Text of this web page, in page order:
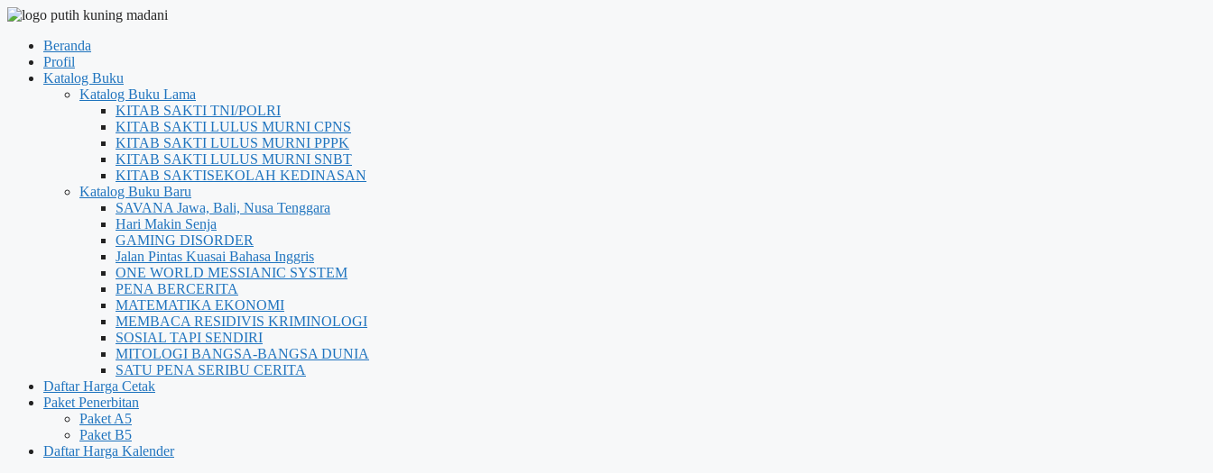
Beranda
Profil
Katalog Buku
Katalog Buku Lama
KITAB SAKTI TNI/POLRI
KITAB SAKTI LULUS MURNI CPNS
KITAB SAKTI LULUS MURNI PPPK
KITAB SAKTI LULUS MURNI SNBT
KITAB SAKTISEKOLAH KEDINASAN
Katalog Buku Baru
SAVANA Jawa, Bali, Nusa Tenggara
Hari Makin Senja
GAMING DISORDER
Jalan Pintas Kuasai Bahasa Inggris
ONE WORLD MESSIANIC SYSTEM
PENA BERCERITA
MATEMATIKA EKONOMI
MEMBACA RESIDIVIS KRIMINOLOGI
SOSIAL TAPI SENDIRI
MITOLOGI BANGSA-BANGSA DUNIA
SATU PENA SERIBU CERITA
Daftar Harga Cetak
Paket Penerbitan
Paket A5
Paket B5
Daftar Harga Kalender